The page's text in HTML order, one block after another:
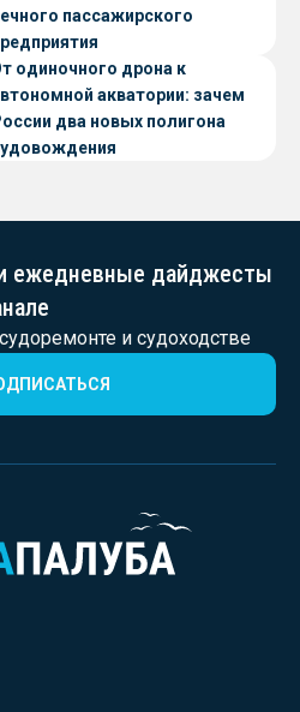
пассажирского
одиночного дрона к
акватории: зачем
два новых полигона
ежедневные дайджесты
и судоходстве